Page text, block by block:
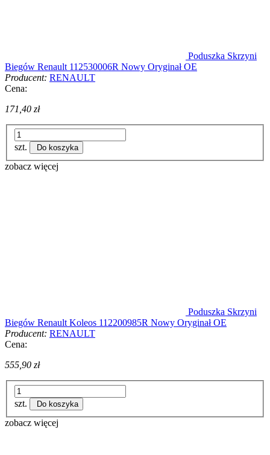
Poduszka Skrzyni
Biegów Renault 112530006R Nowy Oryginał OE
Producent: RENAULT
Cena:
171,40 zł
szt. Do koszyka
zobacz więcej
Poduszka Skrzyni
Biegów Renault Koleos 112200985R Nowy Oryginał OE
Producent: RENAULT
Cena:
555,90 zł
szt. Do koszyka
zobacz więcej